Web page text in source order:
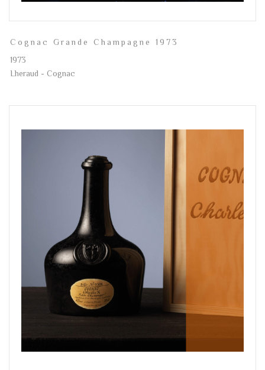
Cognac Grande Champagne 1973
1973
Lheraud - Cognac